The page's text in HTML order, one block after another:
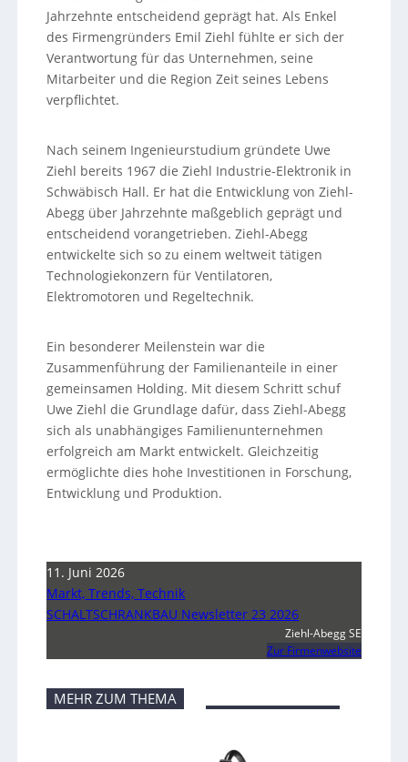
Jahrzehnte entscheidend geprägt hat. Als Enkel
des Firmengründers Emil Ziehl fühlte er sich der
Verantwortung für das Unternehmen, seine
Mitarbeiter und die Region Zeit seines Lebens
verpflichtet.
Nach seinem Ingenieurstudium gründete Uwe
Ziehl bereits 1967 die Ziehl Industrie-Elektronik in
Schwäbisch Hall. Er hat die Entwicklung von Ziehl-
Abegg über Jahrzehnte maßgeblich geprägt und
entscheidend vorangetrieben. Ziehl-Abegg
entwickelte sich so zu einem weltweit tätigen
Technologiekonzern für Ventilatoren,
Elektromotoren und Regeltechnik.
Ein besonderer Meilenstein war die
Zusammenführung der Familienanteile in einer
gemeinsamen Holding. Mit diesem Schritt schuf
Uwe Ziehl die Grundlage dafür, dass Ziehl-Abegg
sich als unabhängiges Familienunternehmen
erfolgreich am Markt entwickelt. Gleichzeitig
ermöglichte dies hohe Investitionen in Forschung,
Entwicklung und Produktion.
11. Juni 2026
Markt, Trends, Technik
SCHALTSCHRANKBAU Newsletter 23 2026
Ziehl-Abegg SE
Zur Firmenwebsite
MEHR ZUM THEMA